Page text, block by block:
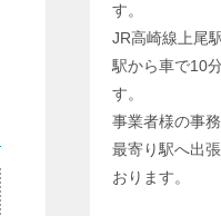
す。
JR高崎線上尾
駅から車で10
す。
事業者様の事
最寄り駅へ出
おります。